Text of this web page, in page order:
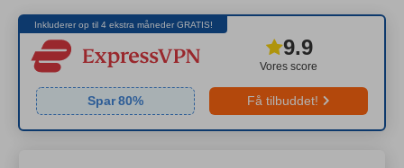
Inkluderer op til 4 ekstra måneder GRATIS!
Vores score
9.9
Spar80% Få tilbuddet!